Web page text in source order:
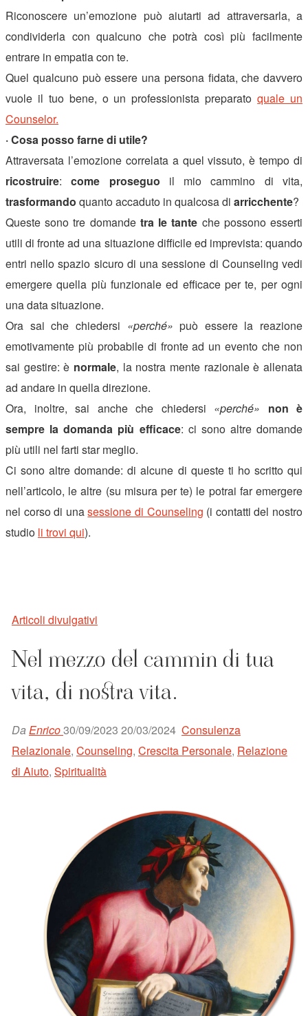
Riconoscere un’emozione può aiutarti ad attraversarla, a
condividerla con qualcuno che potrà così più facilmente
entrare in empatia con te.
Quel qualcuno può essere una persona fidata, che davvero
vuole il tuo bene, o un professionista preparatoquale un
Counselor.
· Cosa posso farne di utile?
Attraversata l’emozione correlata a quel vissuto, è tempo di
ricostruire:come proseguo il mio cammino di vita,
trasformando quanto accaduto in qualcosa di arricchente?
Queste sono tre domande tra le tante che possono esserti
utili di fronte ad una situazione difficile ed imprevista: quando
entri nello spazio sicuro di una sessione di Counseling vedi
emergere quella più funzionale ed efficace per te, per ogni
una data situazione.
Ora sai che chiedersi «perché» può essere la reazione
emotivamente più probabile di fronte ad un evento che non
sai gestire: è normale, la nostra mente razionale è allenata
ad andare in quella direzione.
Ora, inoltre, sai anche che chiedersi «perché»
non è
sempre la domanda più efficace: ci sono altre domande
più utili nel farti star meglio.
Ci sono altre domande: di alcune di queste ti ho scritto qui
nell’articolo, le altre (su misura per te) le potrai far emergere
nel corso di unasessione di Counseling (i contatti del nostro
studio li trovi qui).
Articoli divulgativi
Nel mezzo del cammin di tua
vita, di nostra vita.
DaEnrico30/09/2023 20/03/2024 Consulenza
Relazionale, Counseling, Crescita Personale, Relazione
di Aiuto, Spiritualità